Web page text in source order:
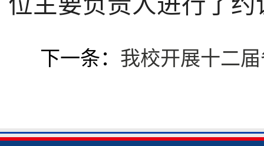
下一条： 我校开展十二